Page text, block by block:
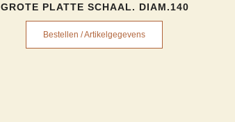
GROTE PLATTE SCHAAL. DIAM.140
Bestellen / Artikelgegevens